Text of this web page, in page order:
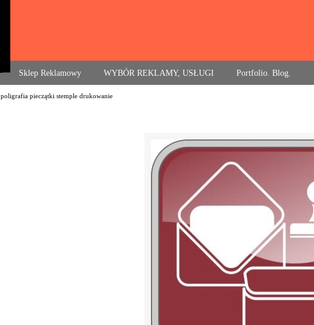
Sklep Reklamowy WYBÓR REKLAMY, USŁUGI Portfolio. Blog.
poligrafia pieczątki stemple drukowanie